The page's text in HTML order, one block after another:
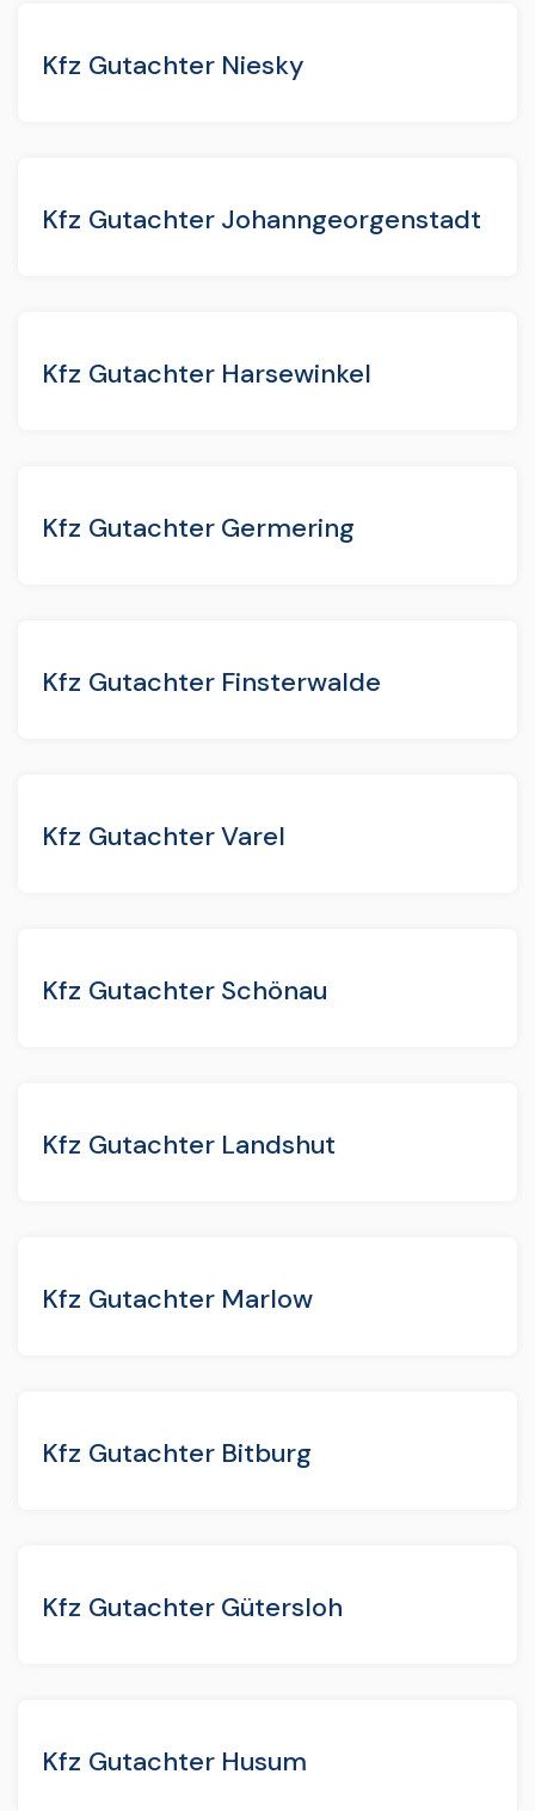
Kfz Gutachter Niesky
Kfz Gutachter Johanngeorgenstadt
Kfz Gutachter Harsewinkel
Kfz Gutachter Germering
Kfz Gutachter Finsterwalde
Kfz Gutachter Varel
Kfz Gutachter Schönau
Kfz Gutachter Landshut
Kfz Gutachter Marlow
Kfz Gutachter Bitburg
Kfz Gutachter Gütersloh
Kfz Gutachter Husum